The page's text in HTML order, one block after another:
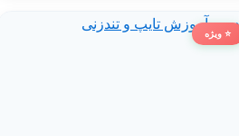
⭐ ویژه